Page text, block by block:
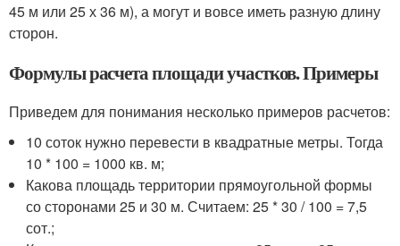
45 м или 25 х 36 м), а могут и вовсе иметь разную длину
сторон.
Формулы расчета площади участков. Примеры
Приведем для понимания несколько примеров расчетов:
10 соток нужно перевести в квадратные метры. Тогда
10 * 100 = 1000 кв. м;
Какова площадь территории прямоугольной формы
со сторонами 25 и 30 м. Считаем: 25 * 30 / 100 = 7,5
сот.;